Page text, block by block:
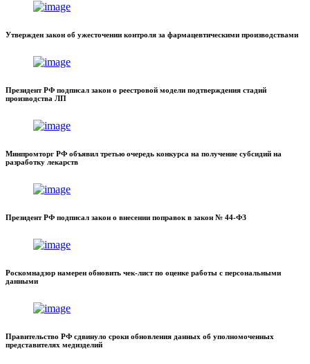
Утвержден закон об ужесточении контроля за фармацевтическими производствами
Президент РФ подписал закон о реестровой модели подтверждения стадий
производства ЛП
Минпромторг РФ объявил третью очередь конкурса на получение субсидий на
разработку лекарств
Президент РФ подписал закон о внесении поправок в закон № 44-ФЗ
Роскомнадзор намерен обновить чек-лист по оценке работы с персональными
данными
Правительство РФ сдвинуло сроки обновления данных об уполномоченных
представителях медизделий